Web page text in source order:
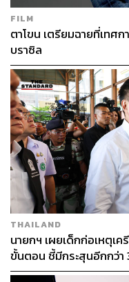
FILM
ตาโขน เตรียมฉายที่เทศ
บราซิล
THAILAND
นายกฯ เผยเด็กก่อเหตุเค
ขั้นตอน ชี้มีกระสุนอีกกว่า
สูญเสียเพิ่ม